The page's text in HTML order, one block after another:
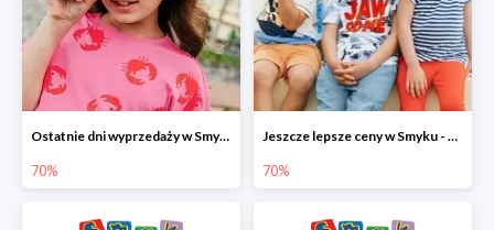
Ostatnie dni wyprzedaży w Smyku - ubrania i buty do -70%
70%
Jeszcze lepsze ceny w Smyku - ubrania i buty do -70%
70%